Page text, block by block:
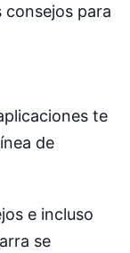
consejos para
te
de
e incluso
se